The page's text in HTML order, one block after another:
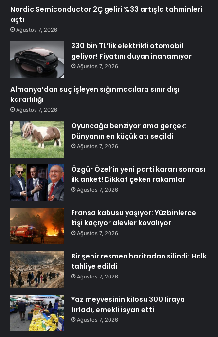
Nordic Semiconductor 2Ç geliri %33 artışla tahminleri
aştı
Ağustos 7, 2026
330 bin TL’lik elektrikli otomobil
geliyor! Fiyatını duyan inanamıyor
Ağustos 7, 2026
Almanya’dan suç işleyen sığınmacılara sınır dışı
kararlılığı
Ağustos 7, 2026
Oyuncağa benziyor ama gerçek:
Dünyanın en küçük atı seçildi
Ağustos 7, 2026
Özgür Özel’in yeni parti kararı sonrası
ilk anket! Dikkat çeken rakamlar
Ağustos 7, 2026
Fransa kabusu yaşıyor: Yüzbinlerce
kişi kaçıyor alevler kovalıyor
Ağustos 7, 2026
Bir şehir resmen haritadan silindi: Halk
tahliye edildi
Ağustos 7, 2026
Yaz meyvesinin kilosu 300 liraya
fırladı, emekli isyan etti
Ağustos 7, 2026